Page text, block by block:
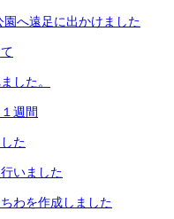
園へ遠足に出かけました
した。
週間
た
いました
わを作成しました